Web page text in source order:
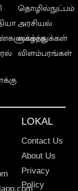
தொழில்நுட்பம்
அரசியல்
வாழ்த்துக்கள்
விளம்பரங்கள்
LOKAL
Contact Us
About Us
Privacy
Policy